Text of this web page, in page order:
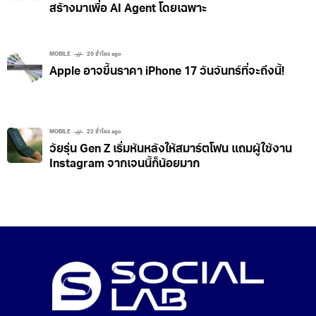
สร้างมาเพื่อ AI Agent โดยเฉพาะ
MOBILE 20 ชั่วโมง ago
Apple อาจขึ้นราคา iPhone 17 วันจันทร์ที่จะถึงนี้!
MOBILE 22 ชั่วโมง ago
วัยรุ่น Gen Z เริ่มหันหลังให้สมาร์ตโฟน แถมผู้ใช้งาน
Instagram จากเจนนี้ก็น้อยมาก